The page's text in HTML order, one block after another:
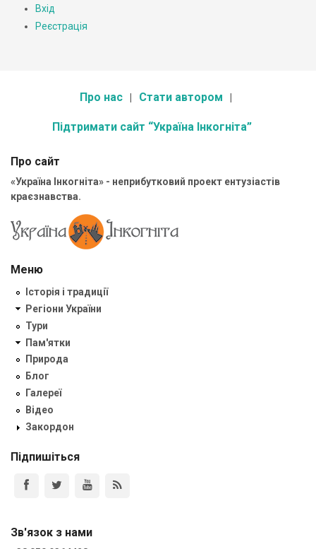
Вхід
Реєстрація
Про нас Стати автором
Підтримати сайт “Україна Інкогніта”
Про сайт
«Україна Інкогніта» - неприбутковий проект ентузіастів
краєзнавства.
Меню
Історія і традиції
Регіони України
Тури
Пам'ятки
Природа
Блог
Галереї
Відео
Закордон
Підпишіться
Зв'язок з нами